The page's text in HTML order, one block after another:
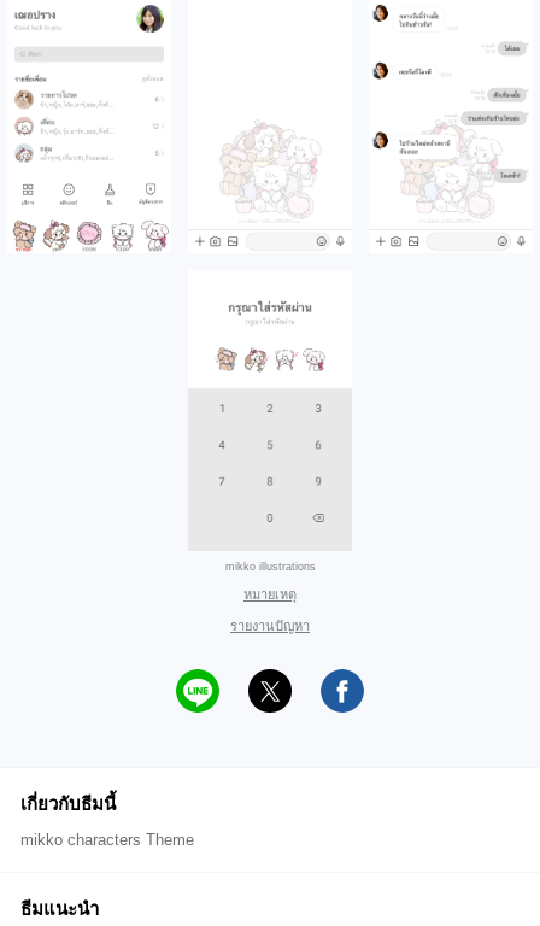
mikko illustrations
หมายเหตุ
รายงานปัญหา
เกี่ยวกับธีมนี้
mikko characters Theme
ธีมแนะนำ